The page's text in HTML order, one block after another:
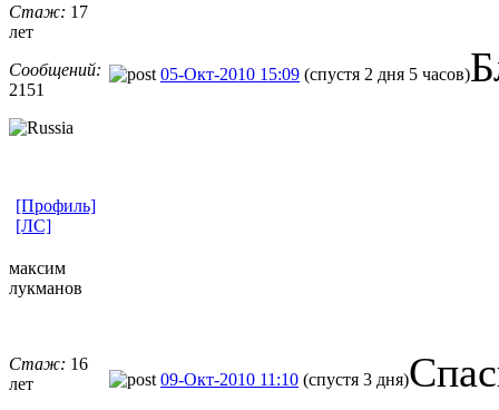
Стаж: 17
лет
Сообщений:
2151
05-Окт-2010 15:09 (спустя 2 дня 5 часов)
[Профиль]
[ЛС]
максим
лукманов
Стаж: 16
лет
09-Окт-2010 11:10 (спустя 3 дня)